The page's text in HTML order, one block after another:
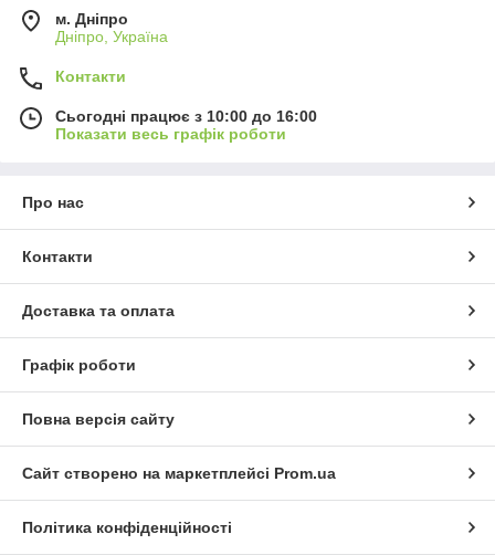
м. Дніпро
Дніпро, Україна
Контакти
Сьогодні працює з 10:00 до 16:00
Показати весь графік роботи
Про нас
Контакти
Доставка та оплата
Графік роботи
Повна версія сайту
Сайт створено на маркетплейсі Prom.ua
Політика конфіденційності